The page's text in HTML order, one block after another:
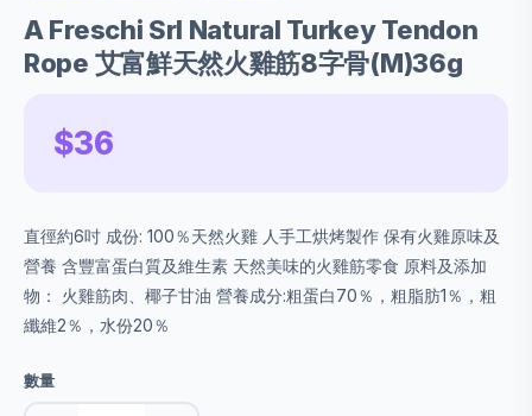
A Freschi Srl Natural Turkey Tendon
Rope 艾富鮮天然火雞筋8字骨(M)36g
$36
直徑約6吋 成份: 100％天然火雞 人手工烘烤製作 保有火雞原味及
營養 含豐富蛋白質及維生素 天然美味的火雞筋零食 原料及添加
物： 火雞筋肉、椰子甘油 營養成分:粗蛋白70％，粗脂肪1％，粗
纖維2％，水份20％
數量